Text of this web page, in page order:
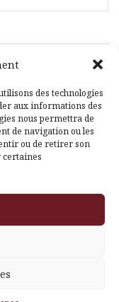
des technologies
aux informations des
nous permettra de
de navigation ou les
ou de retirer son
certaines